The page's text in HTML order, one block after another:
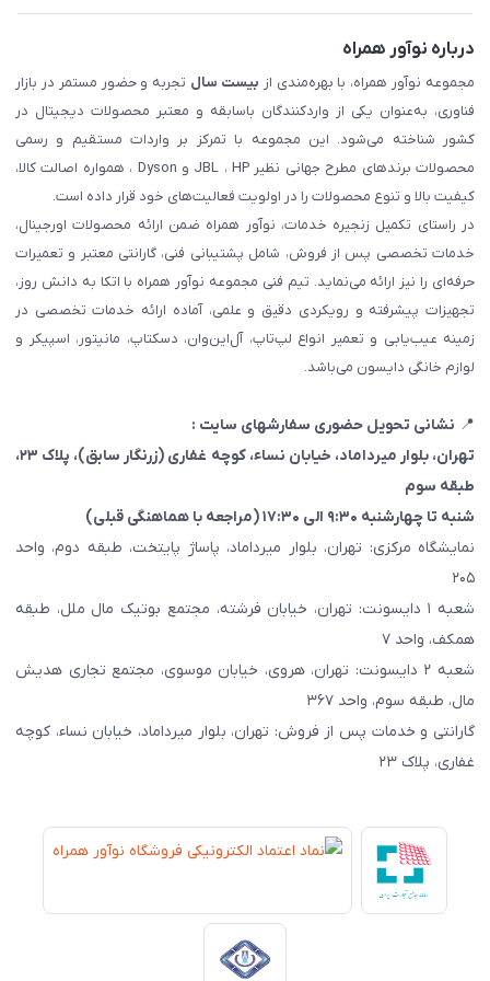
درباره نوآور همراه
مجموعه نوآور همراه، با بهره‌مندی از بیست سال تجربه و حضور مستمر در بازار
فناوری، به‌عنوان یکی از واردکنندگان باسابقه و معتبر محصولات دیجیتال در
کشور شناخته می‌شود. این مجموعه با تمرکز بر واردات مستقیم و رسمی
محصولات برندهای مطرح جهانی نظیر JBL ، HP و Dyson ، همواره اصالت کالا،
کیفیت بالا و تنوع محصولات را در اولویت فعالیت‌های خود قرار داده است.
در راستای تکمیل زنجیره خدمات، نوآور همراه ضمن ارائه محصولات اورجینال،
خدمات تخصصی پس از فروش، شامل پشتیبانی فنی، گارانتی معتبر و تعمیرات
حرفه‌ای را نیز ارائه می‌نماید. تیم فنی مجموعه نوآور همراه با اتکا به دانش روز،
تجهیزات پیشرفته و رویکردی دقیق و علمی، آماده ارائه خدمات تخصصی در
زمینه عیب‌یابی و تعمیر انواع لپ‌تاپ، آل‌این‌وان، دسکتاپ، مانیتور، اسپیکر و
لوازم خانگی دایسون می‌باشد.
📍 نشانی تحویل حضوری سفارشهای سایت :
تهران، بلوار میرداماد، خیابان نساء، کوچه غفاری (زرنگار سابق)
، پلاک ۲۳،
طبقه سوم
شنبه تا چهارشنبه ۹:۳۰ الی ۱۷:۳۰ (مراجعه با هماهنگی قبلی)
نمایشگاه مرکزی: تهران، بلوار میرداماد، پاساژ پایتخت، طبقه دوم، واحد
۲۰۵
شعبه ۱ دایسونت: تهران، خیابان فرشته، مجتمع بوتیک مال ملل، طبقه
همکف، واحد ۷
شعبه ۲ دایسونت: تهران، هروی، خیابان موسوی، مجتمع تجاری هدیش
مال، طبقه سوم، واحد ۳۶۷
گارانتی و خدمات پس از فروش: تهران، بلوار میرداماد، خیابان نساء، کوچه
غفاری، پلاک ۲۳